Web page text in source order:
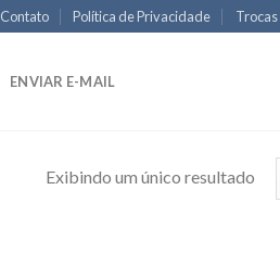
Contato Política de Privacidade
ENVIAR E-MAIL
Exibindo um único resultado